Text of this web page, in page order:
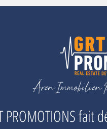
PROMOTIONS fait